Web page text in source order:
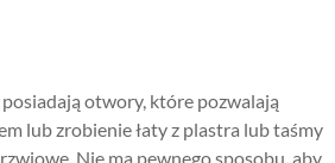
otwory, które pozwalają
lub zrobienie łaty z plastra lub taśmy
Nie ma pewnego sposobu, aby